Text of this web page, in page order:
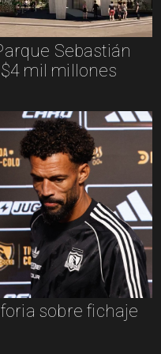
Sebastián
mil millones
sobre fichaje